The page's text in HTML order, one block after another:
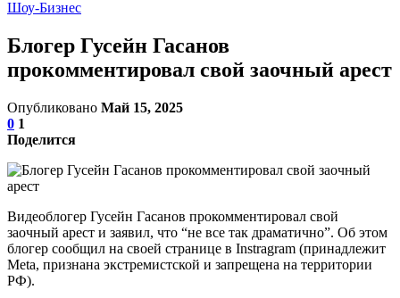
Шоу-Бизнес
Блогер Гусейн Гасанов
прокомментировал свой заочный арест
Опубликовано Май 15, 2025
0 1
Поделится
Видеоблогер Гусейн Гасанов прокомментировал свой
заочный арест и заявил, что “не все так драматично”. Об этом
блогер сообщил на своей странице в Instragram (принадлежит
Meta, признана экстремистской и запрещена на территории
РФ).